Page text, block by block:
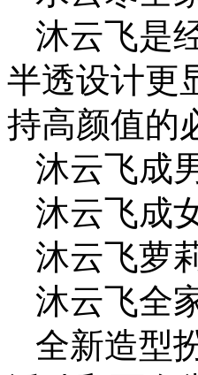
沐云飞是
半透设计更
持高颜值的
沐云飞成
沐云飞成
沐云飞萝
沐云飞全
全新造型